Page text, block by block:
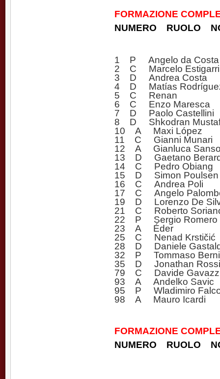
FORMAZIONE
NUMERO RUOLO
1 P Angelo da Costa
2 C Marcelo
3 D Andrea Costa
4 D Matías
5 C Renan
6 C Enzo Maresca
7 D Paolo Castellini
8 D Shkodran
10 A Maxi López
11 C Gianni Munari
12 A Gianluca
13 D Gaetano
14 C Pedro Obiang
15 D Simon Poulsen
16 C Andrea Poli
17 C Angelo
19 D Lorenzo De
21 C Roberto
22 P Sergio Romero
23 A Éder
25 C Nenad Krstičić
28 D Daniele
32 P Tommaso Berni
35 D Jonathan
79 C Davide
93 A Andelko Savic
95 P Wladimiro
98 A Mauro Icardi
FORMAZIONE
NUMERO RUOLO